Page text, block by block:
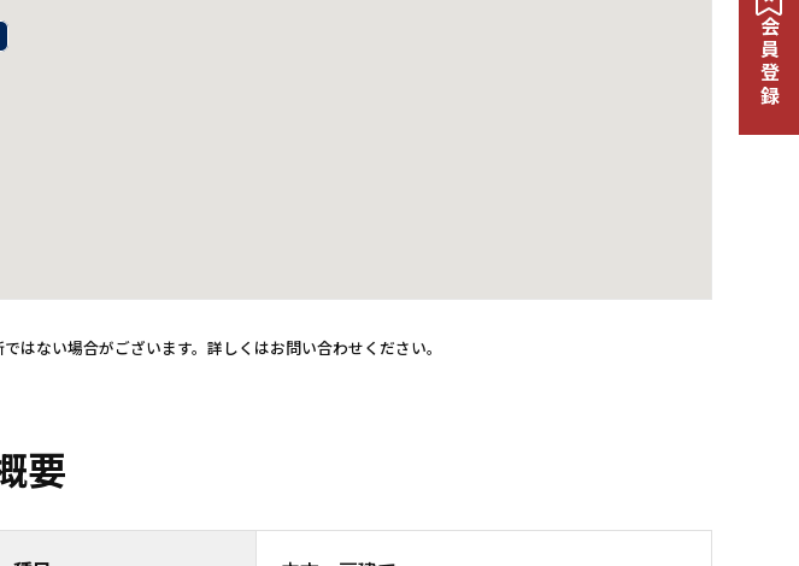
ない場合がございます。詳しくはお問い合わせください。
要
会員登録